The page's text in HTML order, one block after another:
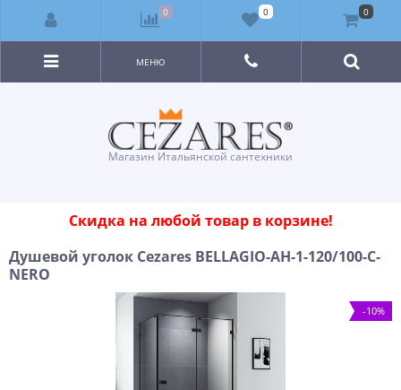
Магазин Итальянской сантехники
МЕНЮ
Скидка на любой товар в корзине!
Душевой уголок Cezares BELLAGIO-AH-1-120/100-C-
NERO
-10%
0 0 0